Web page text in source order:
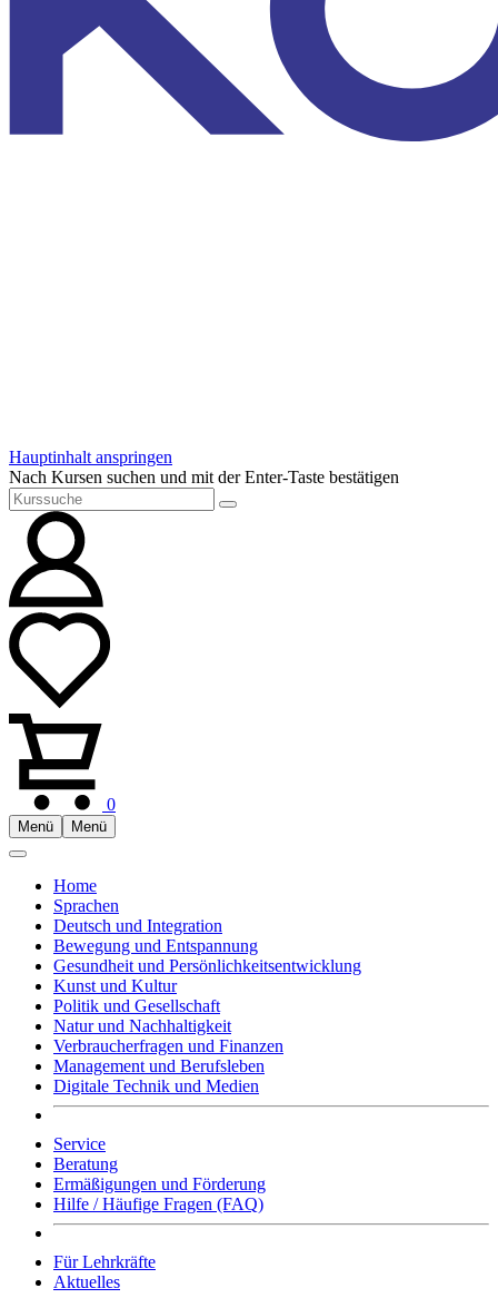
Hauptinhalt anspringen
Nach Kursen suchen und mit der Enter-Taste bestätigen
0
Menü Menü
Home
Sprachen
Deutsch und Integration
Bewegung und Entspannung
Gesundheit und Persönlichkeitsentwicklung
Kunst und Kultur
Politik und Gesellschaft
Natur und Nachhaltigkeit
Verbraucherfragen und Finanzen
Management und Berufsleben
Digitale Technik und Medien
Service
Beratung
Ermäßigungen und Förderung
Hilfe / Häufige Fragen (FAQ)
Für Lehrkräfte
Aktuelles